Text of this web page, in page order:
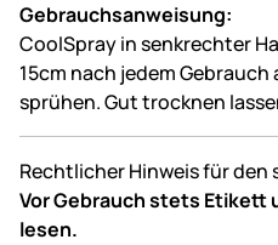
Gebrauchsanweisung:
CoolSpray in senkrechter
15cm nach jedem
sprühen. Gut trocknen
Rechtlicher Hinweis für den
Vor Gebrauch stets
lesen.